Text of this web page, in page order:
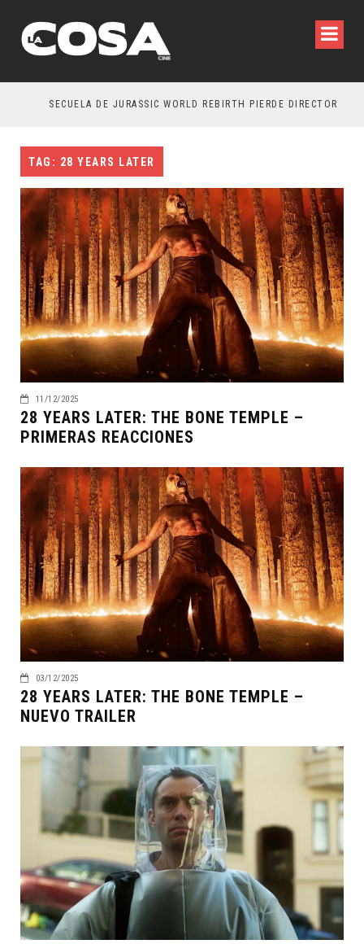
SECUELA DE JURASSIC WORLD REBIRTH PIERDE DIRECTOR
TAG: 28 YEARS LATER
11/12/2025
28 YEARS LATER: THE BONE TEMPLE –
PRIMERAS REACCIONES
03/12/2025
28 YEARS LATER: THE BONE TEMPLE –
NUEVO TRAILER